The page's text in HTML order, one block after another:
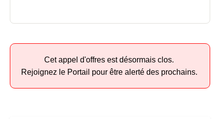
Cet appel d'offres est désormais clos.
Rejoignez le Portail pour être alerté des prochains.